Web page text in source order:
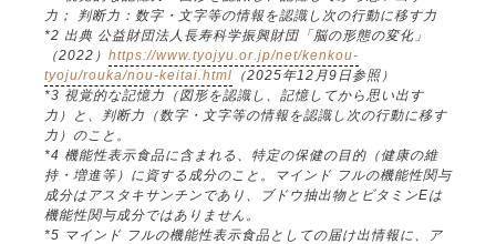
力； 判断力：数字・文字等の情報を認識し次の行動に移す力
*2 出典 公益財団法人長寿科学振興財団「脳の形態の変化」
（2022） https://www.tyojyu.or.jp/net/kenkou-
tyoju/rouka/nou-keitai.html （2025年12月9日参照）
*3 視覚的な記憶力（図形を認識し、記憶してから思い出す
力）と、判断力（数字・文字等の情報を認識し次の行動に移す
力）のこと。
*4 機能性表示食品に含まれる、特定の保健の目的（健康の維
持・増進等）に資する成分のこと。マインド フルの機能性関与
成分はアスタキサンチンであり、ブドウ抽出物とビタミンEは
機能性関与成分ではありません。
*5 マインド フルの機能性表示食品としての届け出情報に、ア